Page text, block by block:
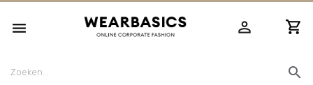
 person_outline
search